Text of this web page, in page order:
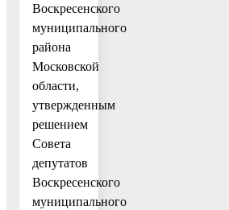
Воскресенского
муниципального
района
Московской
области,
утвержденным
решением
Совета
депутатов
Воскресенского
муниципального